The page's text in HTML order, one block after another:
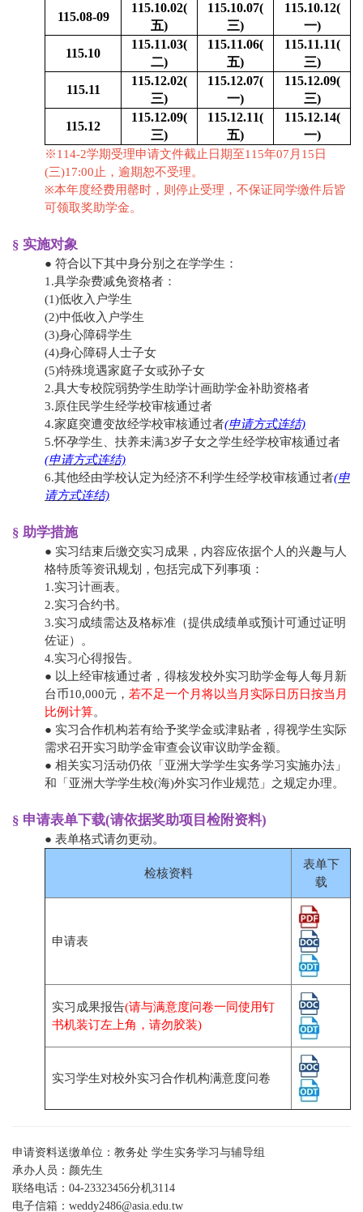
115.08-09
115.10.02(
五)
115.10.07(
三)
115.10.12(
一)
115.10
115.11.03(
二)
115.11.06(
五)
115.11.11(
三)
115.11
115.12.02(
三)
115.12.07(
一)
115.12.09(
三)
115.12
115.12.09(
三)
115.12.11(
五)
115.12.14(
一)
※114-2学期受理申请文件截止日期至115年07月15日
(三)17:00止，逾期恕不受理。
※本年度经费用罄时，则停止受理，不保证同学缴件后皆
可领取奖助学金。
§ 实施对象
● 符合以下其中身分别之在学学生：
1.具学杂费减免资格者：
​(1)低收入户学生
​(2)中低收入户学生
​(3)身心障碍学生
​(4)身心障碍人士子女
​(5)特殊境遇家庭子女或孙子女
2.具大专校院弱势学生助学计画助学金补助资格者
3.原住民学生经学校审核通过者
4.家庭突遭变故经学校审核通过者(申请方式连结)
5.怀孕学生、扶养未满3岁子女之学生经学校审核通过者
(申请方式连结)
6.其他经由学校认定为经济不利学生经学校审核通过者(申
请方式连结)
§ 助学措施
● 实习结束后缴交实习成果，内容应依据个人的兴趣与人
格特质等资讯规划，包括完成下列事项：
1.实习计画表。
2.实习合约书。
3.实习成绩需达及格标准（提供成绩单或预计可通过证明
佐证）。
4.实习心得报告。
● 以上经审核通过者，得核发校外实习助学金每人每月新
台币10,000元， 若不足一个月将以当月实际日历日按当月
比例计算。
● 实习合作机构若有给予奖学金或津贴者，得视学生实际
需求召开实习助学金审查会议审议助学金额。
● 相关实习活动仍依「亚洲大学学生实务学习实施办法」
和「亚洲大学学生校(海)外实习作业规范」之规定办理。
§ 申请表单下载(请依据奖助项目检附资料)
● 表单格式请勿更动。
检核资料
表单下
载
申请表
实习成果报告(请与满意度问卷一同使用钉
书机装订左上角，请勿胶装)
实习学生对校外实习合作机构满意度问卷
申请资料送缴单位：教务处 学生实务学习与辅导组
承办人员：颜先生
联络电话：04-23323456分机3114
电子信箱： weddy2486@asia.edu.tw